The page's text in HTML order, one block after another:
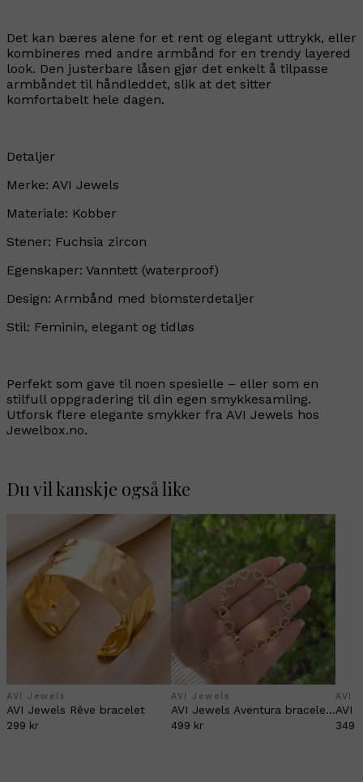
Det kan bæres alene for et rent og elegant uttrykk, eller
kombineres med andre armbånd for en trendy layered
look. Den justerbare låsen gjør det enkelt å tilpasse
armbåndet til håndleddet, slik at det sitter
komfortabelt hele dagen.
Detaljer
Merke: AVI Jewels
Materiale: Kobber
Stener: Fuchsia zircon
Egenskaper: Vanntett (waterproof)
Design: Armbånd med blomsterdetaljer
Stil: Feminin, elegant og tidløs
Perfekt som gave til noen spesielle – eller som en
stilfull oppgradering til din egen smykkesamling.
Utforsk flere elegante smykker fra AVI Jewels hos
Jewelbox.no.
Du vil kanskje også like
AVI Jewels
AVI Jewels Rêve bracelet
299 kr
AVI Jewels
AVI Jewels Aventura bracelet gold
499 kr
AVI
349